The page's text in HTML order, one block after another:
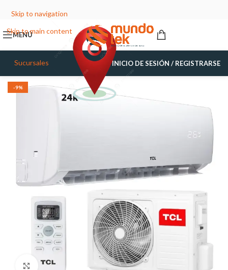
Skip to navigation
Skip to main content
MENÚ
Sucursales INICIO DE SESIÓN / REGISTRARSE
-9%
Haga Click para agrandar